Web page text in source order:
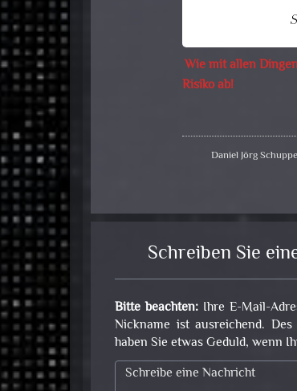
Wie mit allen
Risiko ab!
Daniel Jörg
Schreiben Sie
Bitte beachten: Ihre E-Mail-
Nickname ist ausreichend.
haben Sie etwas Geduld, wenn